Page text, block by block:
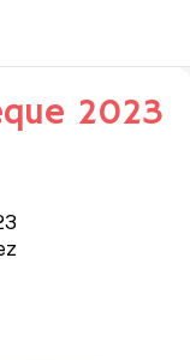
2023